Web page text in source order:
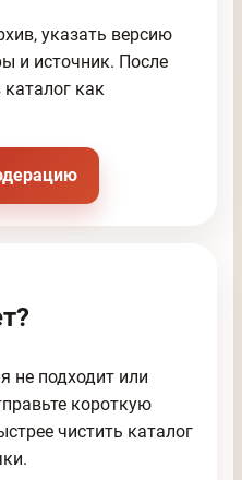
указать версию
и источник. После
как
не подходит или
короткую
чистить каталог